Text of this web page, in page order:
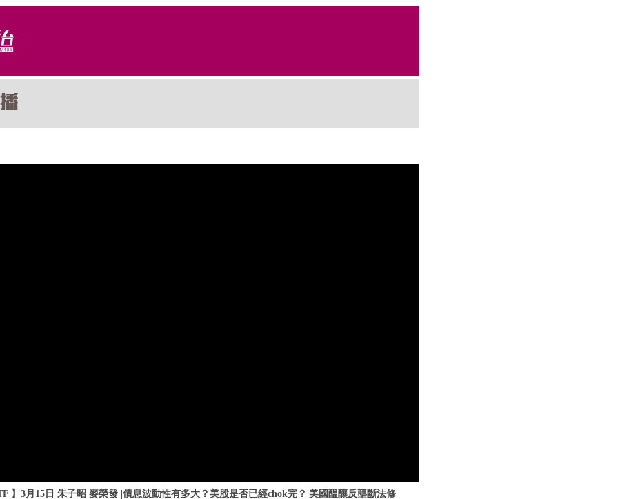
】3月15日 朱子昭 麥榮發 |債息波動性有多大？美股是否已經chok完？|美國醞釀反壟斷法修